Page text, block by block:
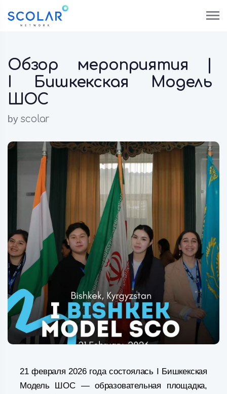
Обзор мероприятия |
I Бишкекская Модель
ШОС
by scolar
21 февраля 2026 года состоялась I Бишкекская
Модель ШОС — образовательная площадка,